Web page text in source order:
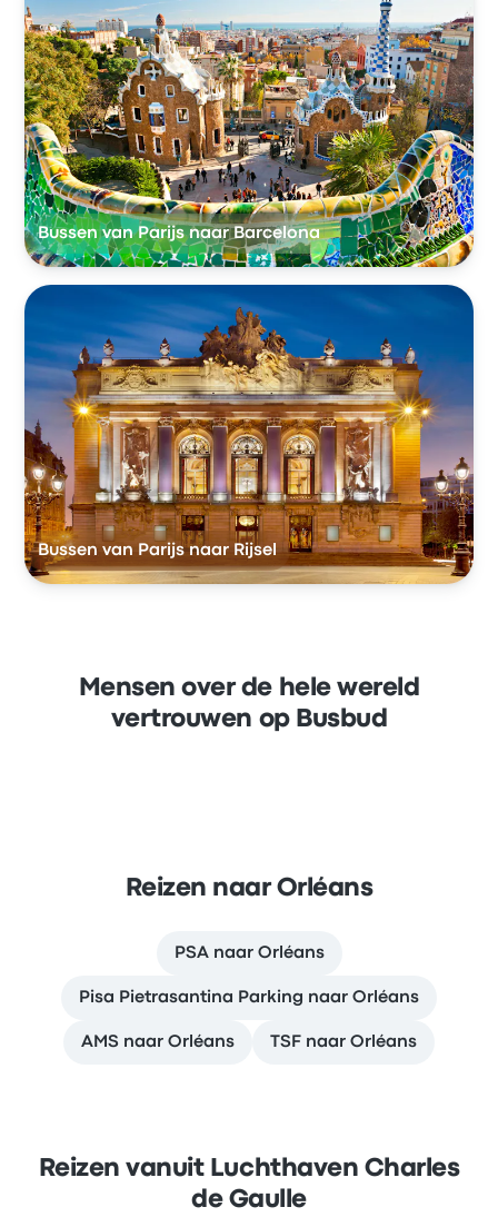
Bussen van Parijs naar Barcelona
Bussen van Parijs naar Rijsel
Mensen over de hele wereld
vertrouwen op Busbud
Reizen naar Orléans
PSA naar Orléans
Pisa Pietrasantina Parking naar Orléans
AMS naar Orléans TSF naar Orléans
Reizen vanuit Luchthaven Charles
de Gaulle